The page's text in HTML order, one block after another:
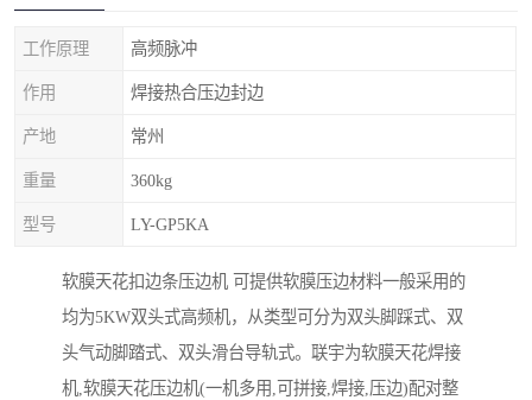
工作原理 高频脉冲
作用 焊接热合压边封边
产地 常州
重量 360kg
型号 LY-GP5KA
软膜天花扣边条压边机 可提供软膜压边材料一般采用的
均为5KW双头式高频机，从类型可分为双头脚踩式、双
头气动脚踏式、双头滑台导轨式。联宇为软膜天花焊接
机,软膜天花压边机(一机多用,可拼接,焊接,压边)配对整